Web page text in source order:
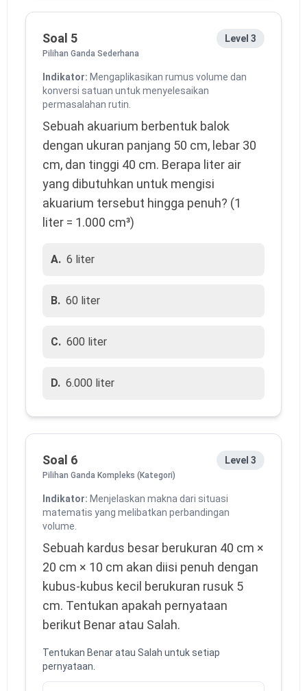
Soal 5
Pilihan Ganda Sederhana
Level 3
Indikator: Mengaplikasikan rumus volume dan
konversi satuan untuk menyelesaikan
permasalahan rutin.
Sebuah akuarium berbentuk balok
dengan ukuran panjang 50 cm, lebar 30
cm, dan tinggi 40 cm. Berapa liter air
yang dibutuhkan untuk mengisi
akuarium tersebut hingga penuh? (1
liter = 1.000 cm³)
A. 6 liter
B. 60 liter
C. 600 liter
D. 6.000 liter
Soal 6
Pilihan Ganda Kompleks (Kategori)
Level 3
Indikator: Menjelaskan makna dari situasi
matematis yang melibatkan perbandingan
volume.
Sebuah kardus besar berukuran 40 cm ×
20 cm × 10 cm akan diisi penuh dengan
kubus-kubus kecil berukuran rusuk 5
cm. Tentukan apakah pernyataan
berikut Benar atau Salah.
Tentukan Benar atau Salah untuk setiap
pernyataan.